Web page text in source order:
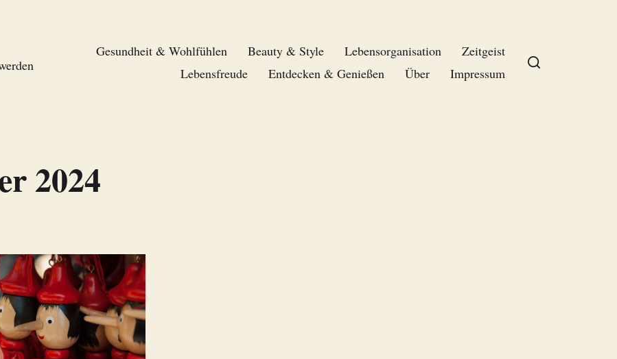
Gesundheit & Wohlfühlen Beauty & Style Lebensorganisation
Zeitgeist
Lebensfreude
Entdecken & Genießen Über Impressum
2024